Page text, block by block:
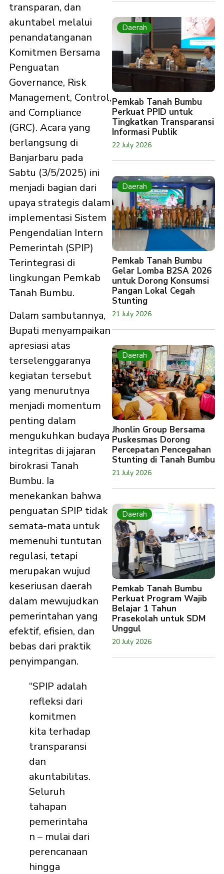
transparan, dan
akuntabel melalui
penandatanganan
Komitmen Bersama
Penguatan
Governance, Risk
Management, Control,
and Compliance
(GRC). Acara yang
berlangsung di
Banjarbaru pada
Sabtu (3/5/2025) ini
menjadi bagian dari
upaya strategis dalam
implementasi Sistem
Pengendalian Intern
Pemerintah (SPIP)
Terintegrasi di
lingkungan Pemkab
Tanah Bumbu.
Dalam sambutannya,
Bupati menyampaikan
apresiasi atas
terselenggaranya
kegiatan tersebut
yang menurutnya
menjadi momentum
penting dalam
mengukuhkan budaya
integritas di jajaran
birokrasi Tanah
Bumbu. Ia
menekankan bahwa
penguatan SPIP tidak
semata-mata untuk
memenuhi tuntutan
regulasi, tetapi
merupakan wujud
keseriusan daerah
dalam mewujudkan
pemerintahan yang
efektif, efisien, dan
bebas dari praktik
penyimpangan.
“SPIP adalah
refleksi dari
komitmen
kita terhadap
transparansi
dan
akuntabilitas.
Seluruh
tahapan
pemerintaha
n – mulai dari
perencanaan
hingga
Daerah
Pemkab Tanah Bumbu
Perkuat PPID untuk
Tingkatkan Transparansi
Informasi Publik
22 July 2026
Daerah
Pemkab Tanah Bumbu
Gelar Lomba B2SA 2026
untuk Dorong Konsumsi
Pangan Lokal Cegah
Stunting
21 July 2026
Daerah
Jhonlin Group Bersama
Puskesmas Dorong
Percepatan Pencegahan
Stunting di Tanah Bumbu
21 July 2026
Daerah
Pemkab Tanah Bumbu
Perkuat Program Wajib
Belajar 1 Tahun
Prasekolah untuk SDM
Unggul
20 July 2026